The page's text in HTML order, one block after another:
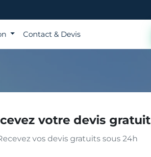
Contact & Devis
votre devis gratuit
vos devis gratuits sous 24h